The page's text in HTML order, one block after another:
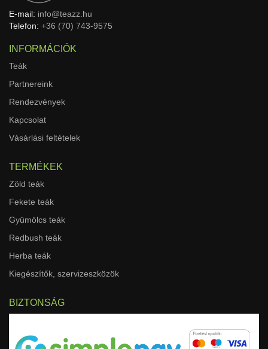
E-mail: info@teazz.hu
Telefon: +36 (70) 743-9575
INFORMÁCIÓK
Teák
Partnereink
Rendezvények
Kapcsolat
Vásárlási feltételek
TERMÉKEK
Zöld teák
Fekete teák
Gyümölcs teák
Redbush teák
Herba teák
Kiegészítők, szervizeszközök
BIZTONSÁG